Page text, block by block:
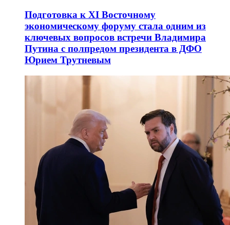
Подготовка к XI Восточному
экономическому форуму стала одним из
ключевых вопросов встречи Владимира
Путина с полпредом президента в ДФО
Юрием Трутневым